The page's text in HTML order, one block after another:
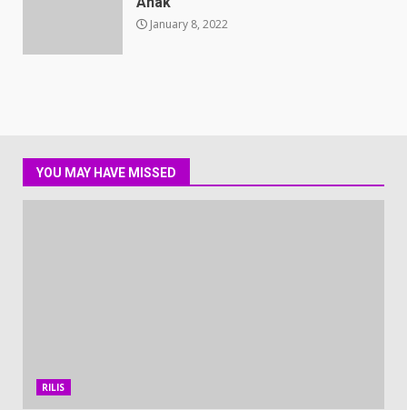
January 8, 2022
YOU MAY HAVE MISSED
RILIS